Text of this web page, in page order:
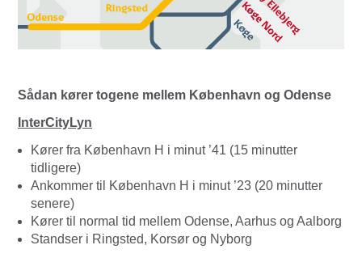
Sådan kører togene mellem København og Odense
InterCityLyn
Kører fra København H i minut ’41 (15 minutter
tidligere)
Ankommer til København H i minut ’23 (20 minutter
senere)
Kører til normal tid mellem Odense, Aarhus og Aalborg
Standser i Ringsted, Korsør og Nyborg